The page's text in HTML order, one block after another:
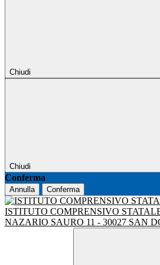
Chiudi
Chiudi
Conferma
Annulla Conferma
ISTITUTO COMPRENSIVO
NAZARIO SAURO 11 - 30027 SAN